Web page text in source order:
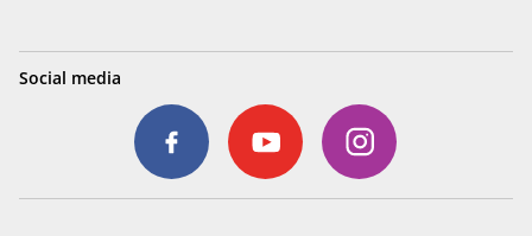
Social media